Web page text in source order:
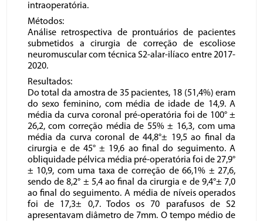
intraoperatória.
Métodos:
Análise retrospectiva de prontuários de pacientes
submetidos a cirurgia de correção de escoliose
neuromuscular com técnica S2-alar-ilíaco entre 2017-
2020.
Resultados:
Do total da amostra de 35 pacientes, 18 (51,4%) eram
do sexo feminino, com média de idade de 14,9. A
média da curva coronal pré-operatória foi de 100° ±
26,2, com correção média de 55% ± 16,3, com uma
média da curva coronal de 44,8°± 19,5 ao final da
cirurgia e de 45° ± 19,6 ao final do seguimento. A
obliquidade pélvica média pré-operatória foi de 27,9°
± 10,9, com uma taxa de correção de 66,1% ± 27,6,
sendo de 8,2° ± 5,4 ao final da cirurgia e de 9,4°± 7,0
ao final do seguimento. A média de níveis operados
foi de 17,3± 0,7. Todos os 70 parafusos de S2
apresentavam diâmetro de 7mm. O tempo médio de